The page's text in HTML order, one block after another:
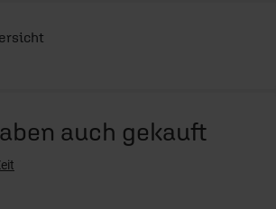
Hause
auch gekauft